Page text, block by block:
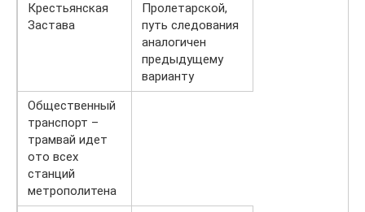
Крестьянская
Застава
Пролетарской,
путь следования
аналогичен
предыдущему
варианту
Общественный
транспорт –
трамвай идет
ото всех
станций
метрополитена